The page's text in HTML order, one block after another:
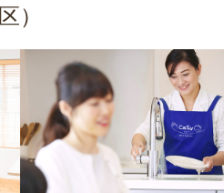
区）